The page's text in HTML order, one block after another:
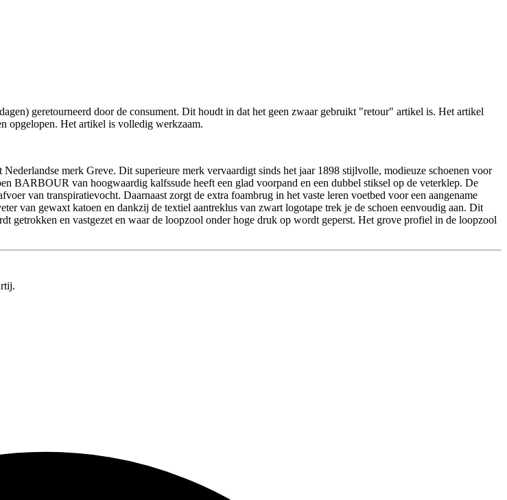
geretourneerd door de consument. Dit houdt in dat het geen zwaar gebruikt "retour" artikel is. Het artikel
opgelopen. Het artikel is volledig werkzaam.
merk Greve. Dit superieure merk vervaardigt sinds het jaar 1898 stijlvolle, modieuze schoenen voor
BARBOUR van hoogwaardig kalfssude heeft een glad voorpand en een dubbel stiksel op de veterklep. De
van transpiratievocht. Daarnaast zorgt de extra foambrug in het vaste leren voetbed voor een aangename
van gewaxt katoen en dankzij de textiel aantreklus van zwart logotape trek je de schoen eenvoudig aan. Dit
en vastgezet en waar de loopzool onder hoge druk op wordt geperst. Het grove profiel in de loopzool